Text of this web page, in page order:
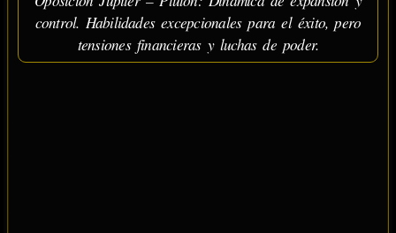
control. Habilidades excepcionales para el éxito, pero
tensiones financieras y luchas de poder.